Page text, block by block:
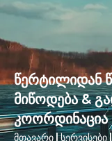
წერტილიდან
მიწოდება &
კოორდინაცია
მთავარი |